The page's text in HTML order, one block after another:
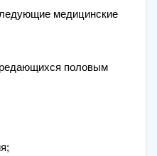
медицинские
половым